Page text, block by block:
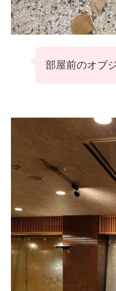
部屋前のオブ